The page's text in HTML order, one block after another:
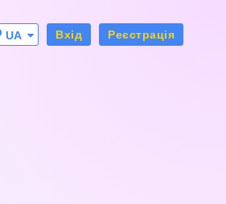
UA
Вхід Реєстрація